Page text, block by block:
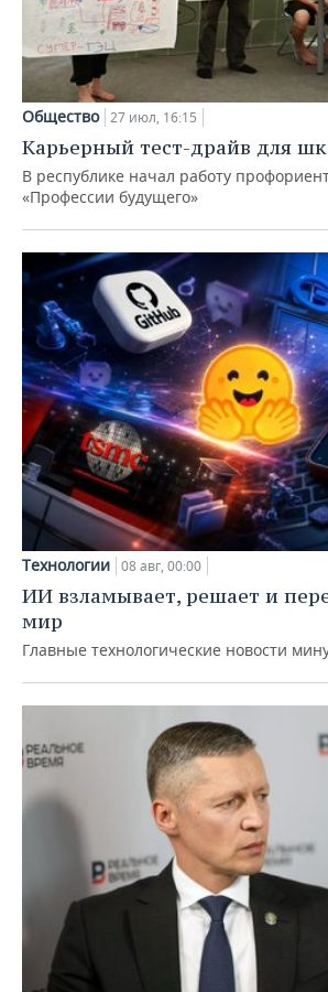
Общество 27 июл, 16:15
Карьерный тест-драйв для
В республике начал работу
«Профессии будущего»
Технологии 08 авг, 00:00
ИИ взламывает, решает и
мир
Главные технологические новости